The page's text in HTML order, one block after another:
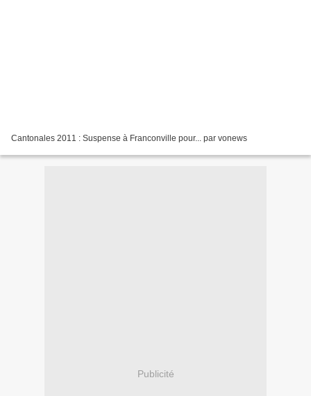
Cantonales 2011 : Suspense à Franconville pour... par vonews
Publicité